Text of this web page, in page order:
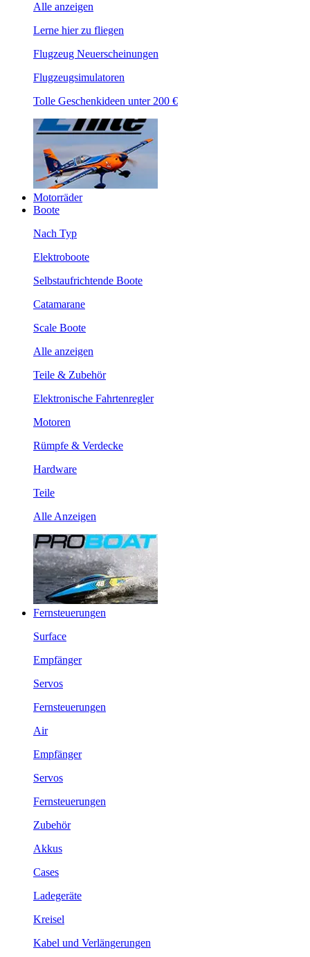
Alle anzeigen
Lerne hier zu fliegen
Flugzeug Neuerscheinungen
Flugzeugsimulatoren
Tolle Geschenkideen unter 200 €
Motorräder
Boote
Nach Typ
Elektroboote
Selbstaufrichtende Boote
Catamarane
Scale Boote
Alle anzeigen
Teile & Zubehör
Elektronische Fahrtenregler
Motoren
Rümpfe & Verdecke
Hardware
Teile
Alle Anzeigen
Fernsteuerungen
Surface
Empfänger
Servos
Fernsteuerungen
Air
Empfänger
Servos
Fernsteuerungen
Zubehör
Akkus
Cases
Ladegeräte
Kreisel
Kabel und Verlängerungen